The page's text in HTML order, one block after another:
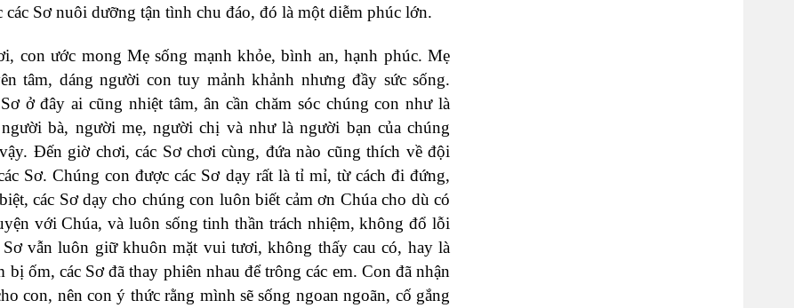
Sơ nuôi dưỡng tận tình chu đáo, đó là một diễm phúc lớn.
con ước mong Mẹ sống mạnh khỏe, bình an, hạnh phúc. Mẹ
tâm, dáng người con tuy mảnh khảnh nhưng đầy sức sống.
ở đây ai cũng nhiệt tâm, ân cần chăm sóc chúng con như là
bà, người mẹ, người chị và như là người bạn của chúng
Đến giờ chơi, các Sơ chơi cùng, đứa nào cũng thích về đội
Sơ. Chúng con được các Sơ dạy rất là tỉ mỉ, từ cách đi đứng,
các Sơ dạy cho chúng con luôn biết cảm ơn Chúa cho dù có
với Chúa, và luôn sống tinh thần trách nhiệm, không đổ lỗi
vẫn luôn giữ khuôn mặt vui tươi, không thấy cau có, hay là
ốm, các Sơ đã thay phiên nhau để trông các em. Con đã nhận
con, nên con ý thức rằng mình sẽ sống ngoan ngoãn, cố gắng